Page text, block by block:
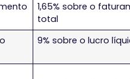
1,65% sobre o
total
9% sobre o lucro